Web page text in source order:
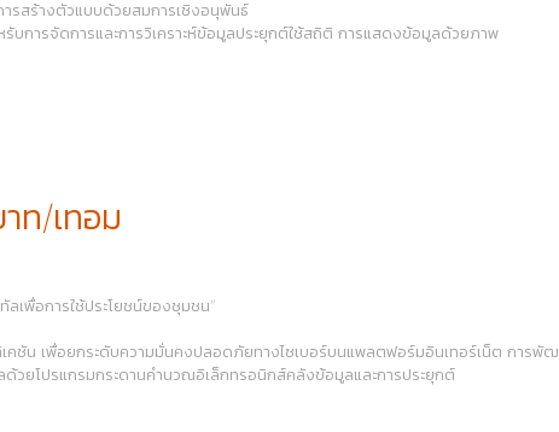
รสร้างตัวแบบด้วยสมการเชิงอนุพันธ์
รับการจัดการและการวิเคราะห์ข้อมูลประยุกต์ใช้สถิติ การแสดงข้อมูลด้วยภาพ
ท/เทอม
พื่อการใช้ประโยชน์ของชุมชน”
คชัน เพื่อยกระดับความมั่นคงปลอดภัยทางไซเบอร์บนแพลตฟอร์มอินเทอร์เน็ต การ
วยโปรแกรมกระดานคำนวณอิเล็กทรอนิกส์คลังข้อมูลและการประยุกต์